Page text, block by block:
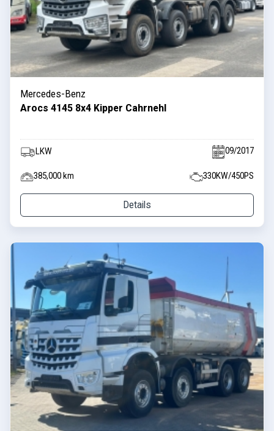
Mercedes-Benz
Arocs 4145 8x4 Kipper Cahrnehl
LKW 09/2017
385,000 km 330KW/450PS
Details